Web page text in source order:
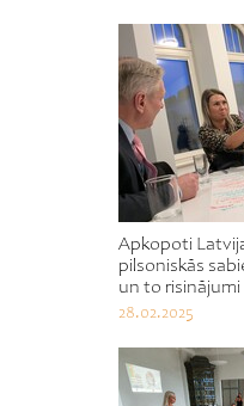
Apkopoti
pilsoniskās
un to risinājumi
28.02.2025